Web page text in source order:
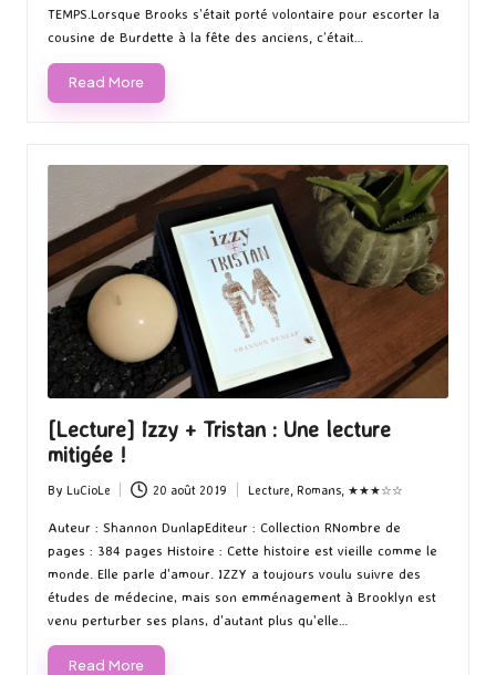
TEMPS.Lorsque Brooks s’était porté volontaire pour escorter la
cousine de Burdette à la fête des anciens, c’était…
Read More
[Lecture] Izzy + Tristan : Une lecture
mitigée !
Posted
by
By LuCioLe 20 août 2019
Posted
Lecture Romans, ★★★☆☆
Auteur : Shannon DunlapEditeur : Collection RNombre de
pages : 384 pages Histoire : Cette histoire est vieille comme le
monde. Elle parle d'amour. IZZY a toujours voulu suivre des
études de médecine‚ mais son emménagement à Brooklyn est
venu perturber ses plans‚ d'autant plus qu'elle…
Read More